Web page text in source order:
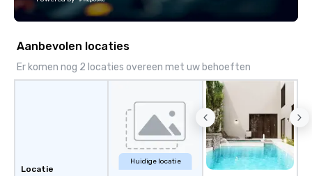
Aanbevolen locaties
Er komen nog 2 locaties overeen met uw behoeften
Locatie
Huidige locatie